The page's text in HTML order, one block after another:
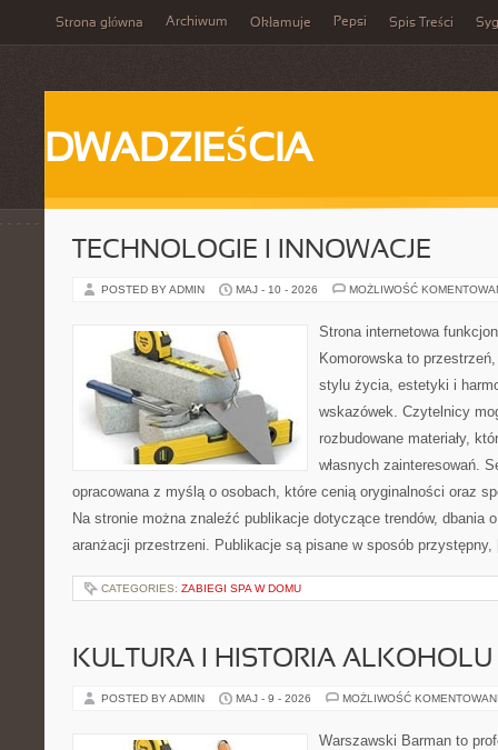
Strona główna Archiwum Okłamuje Pepsi Spis Treści
DWADZIEŚCIA
TECHNOLOGIE I INNOWACJE
POSTED BY ADMIN MAJ - 10 - 2026 MOŻLIWOŚĆ
Strona internetowa
Komorowska to
stylu życia, estetyki i
wskazówek. Czytelnicy
rozbudowane materiały,
własnych zainteresowań.
opracowana z myślą o osobach, które cenią oryginalności oraz
Na stronie można znaleźć publikacje dotyczące trendów, dbania
aranżacji przestrzeni. Publikacje są pisane w sposób
CATEGORIES: ZABIEGI SPA W DOMU
KULTURA I HISTORIA ALKOHOLU
POSTED BY ADMIN MAJ - 9 - 2026 MOŻLIWOŚĆ
Warszawski Barman to